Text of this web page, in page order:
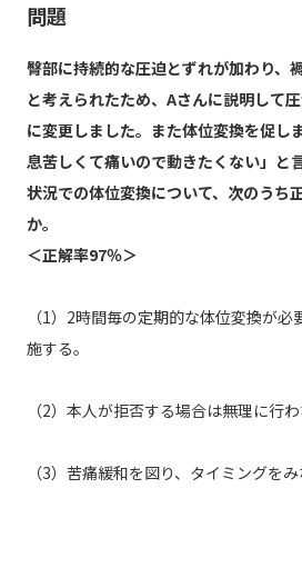
問題
臀部に持続的な圧迫とずれが加わり、
と考えられたため、Aさんに説明して
に変更しました。また体位変換を促し
息苦しくて痛いので動きたくない」と
状況での体位変換について、次のうち
か。
＜正解率97％＞
（1）2時間毎の定期的な体位変換が
施する。
（2）本人が拒否する場合は無理に行わ
（3）苦痛緩和を図り、タイミングをみ